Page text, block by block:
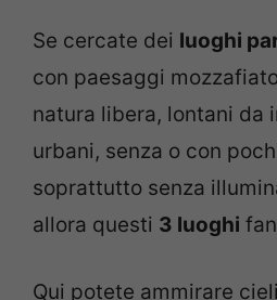
Se cercate dei luoghi
con paesaggi
natura libera, lontani da
urbani, senza o con
soprattutto senza
allora questi 3 luoghi
Qui potete ammirare